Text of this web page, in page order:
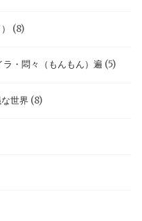
(8)
・悶々（もんもん）遍 (5)
世界 (8)